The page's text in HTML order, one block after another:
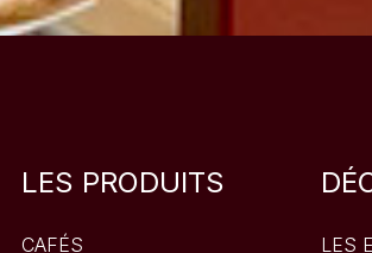
LES PRODUITS
CAFÉS LES